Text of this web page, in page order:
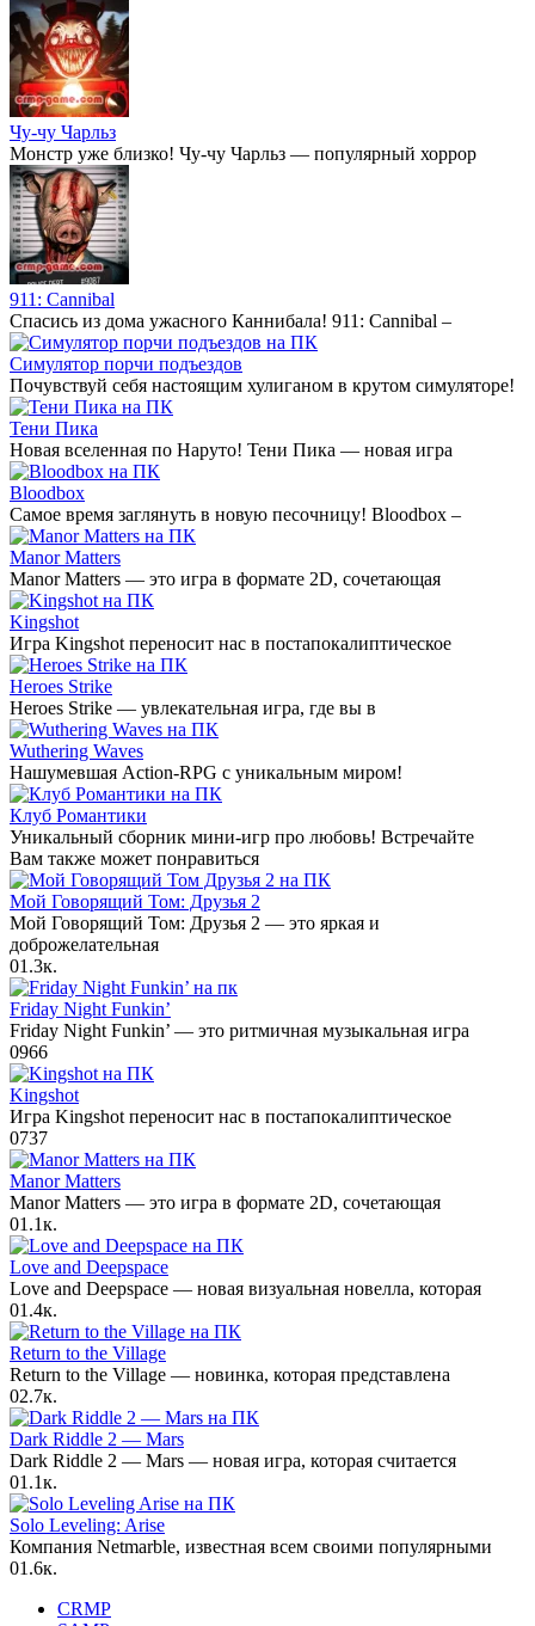
Чу-чу Чарльз
Монстр уже близко! Чу-чу Чарльз — популярный хоррор
911: Cannibal
Спасись из дома ужасного Каннибала! 911: Cannibal –
Симулятор порчи подъездов
Почувствуй себя настоящим хулиганом в крутом симуляторе!
Тени Пика
Новая вселенная по Наруто! Тени Пика — новая игра
Bloodbox
Самое время заглянуть в новую песочницу! Bloodbox –
Manor Matters
Manor Matters — это игра в формате 2D, сочетающая
Kingshot
Игра Kingshot переносит нас в постапокалиптическое
Heroes Strike
Heroes Strike — увлекательная игра, где вы в
Wuthering Waves
Нашумевшая Action-RPG с уникальным миром!
Клуб Романтики
Уникальный сборник мини-игр про любовь! Встречайте
Вам также может понравиться
Мой Говорящий Том: Друзья 2
Мой Говорящий Том: Друзья 2 — это яркая и
доброжелательная
01.3к.
Friday Night Funkin’
Friday Night Funkin’ — это ритмичная музыкальная игра
0966
Kingshot
Игра Kingshot переносит нас в постапокалиптическое
0737
Manor Matters
Manor Matters — это игра в формате 2D, сочетающая
01.1к.
Love and Deepspace
Love and Deepspace — новая визуальная новелла, которая
01.4к.
Return to the Village
Return to the Village — новинка, которая представлена
02.7к.
Dark Riddle 2 — Mars
Dark Riddle 2 — Mars — новая игра, которая считается
01.1к.
Solo Leveling: Arise
Компания Netmarble, известная всем своими популярными
01.6к.
CRMP